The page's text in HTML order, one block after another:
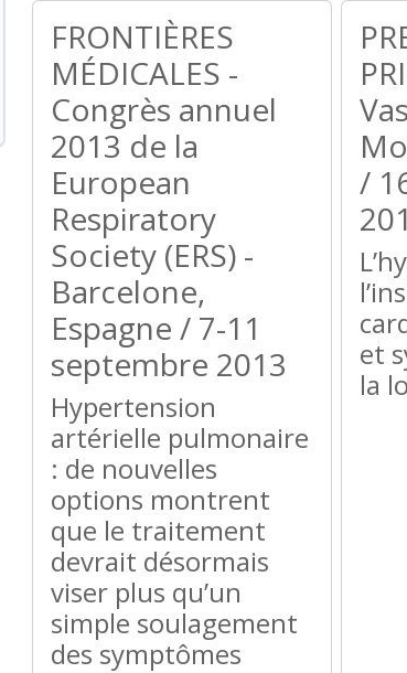
FRONTIÈRES
MÉDICALES -
Congrès annuel
2013 de la
European
Respiratory
Society (ERS) -
Barcelone,
Espagne / 7-11
septembre 2013
Hypertension
artérielle pulmonaire
: de nouvelles
options montrent
que le traitement
devrait désormais
viser plus qu’un
simple soulagement
des symptômes
/
et
la